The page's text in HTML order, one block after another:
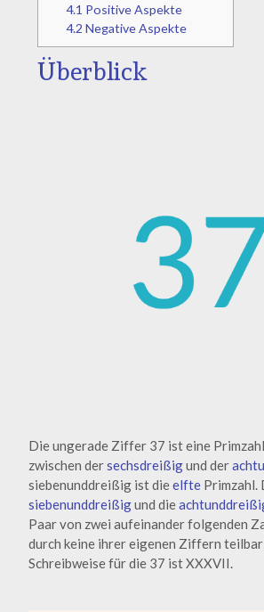
4.1 Positive Aspekte
4.2 Negative Aspekte
Überblick
Die ungerade Ziffer 37 ist eine
zwischen dersechsdreißigund der
siebenunddreißig ist dieelfte Primzahl.
siebenunddreißigund die
Paar von zwei aufeinander folgenden
durch keine ihrer eigenen Ziffern
Schreibweise für die 37 ist XXXVII.